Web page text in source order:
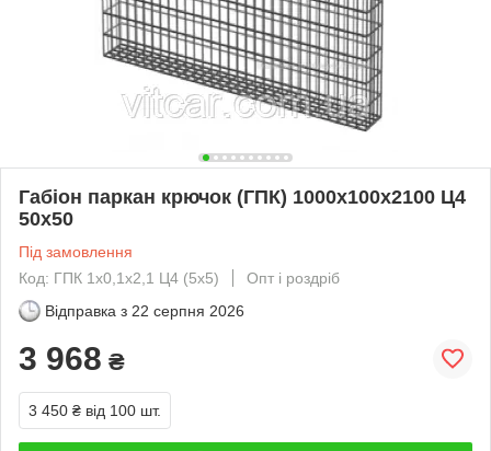
Габіон паркан крючок (ГПК) 1000х100х2100 Ц4
50х50
Під замовлення
Код: ГПК 1х0,1х2,1 Ц4 (5х5)
Опт і роздріб
Відправка з 22 серпня 2026
3 968 ₴
3 450 ₴ від 100 шт.